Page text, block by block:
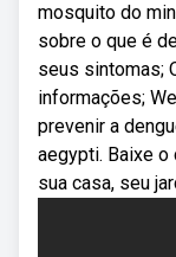
mosquito do
sobre o que é
seus sintomas;
informações;
prevenir a
aegypti. Baixe
sua casa, seu